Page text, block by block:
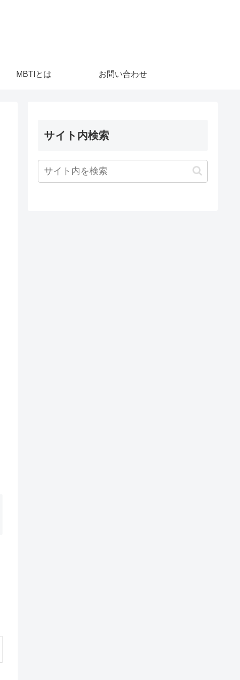
MBTIとは お問い合わせ
サイト内検索